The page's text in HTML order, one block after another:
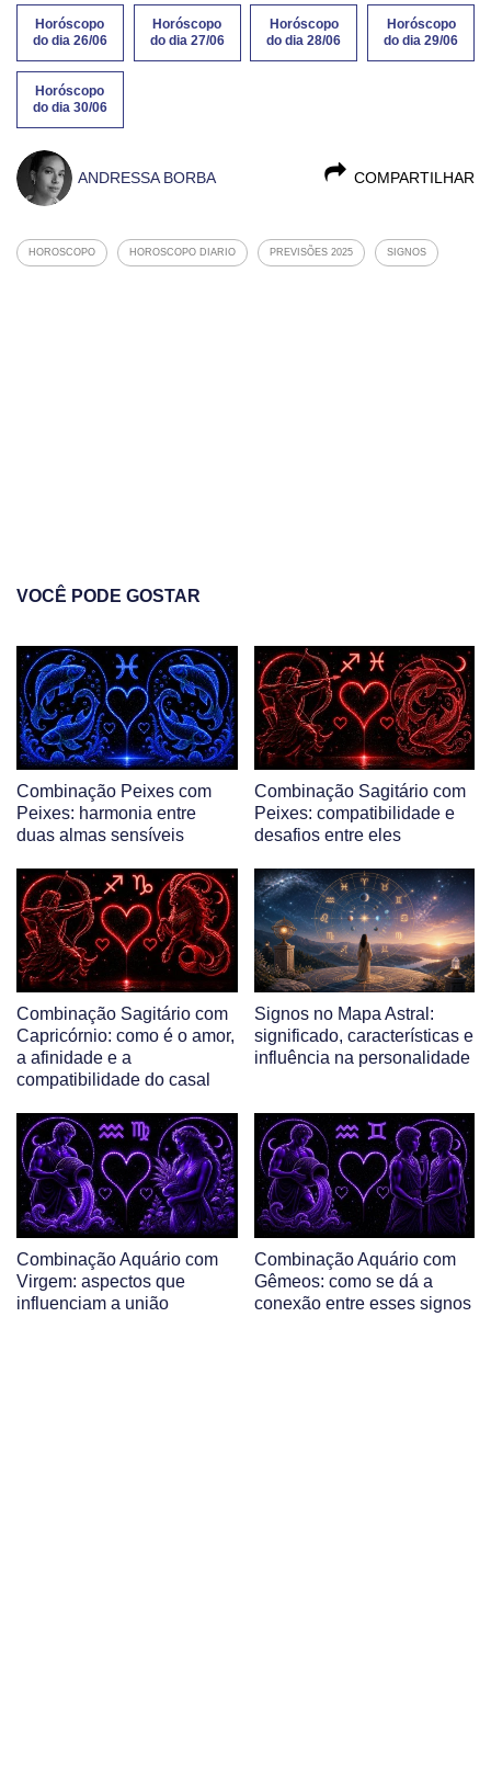
Horóscopo
do dia 26/06
Horóscopo
do dia 27/06
Horóscopo
do dia 28/06
Horóscopo
do dia 29/06
Horóscopo
do dia 30/06
COMPARTILHAR
ANDRESSA BORBA
HOROSCOPO HOROSCOPO DIARIO PREVISÕES 2025 SIGNOS
VOCÊ PODE GOSTAR
Combinação Peixes com
Peixes: harmonia entre
duas almas sensíveis
Combinação Sagitário com
Peixes: compatibilidade e
desafios entre eles
Combinação Sagitário com
Capricórnio: como é o amor,
a afinidade e a
compatibilidade do casal
Signos no Mapa Astral:
significado, características e
influência na personalidade
Combinação Aquário com
Virgem: aspectos que
influenciam a união
Combinação Aquário com
Gêmeos: como se dá a
conexão entre esses signos